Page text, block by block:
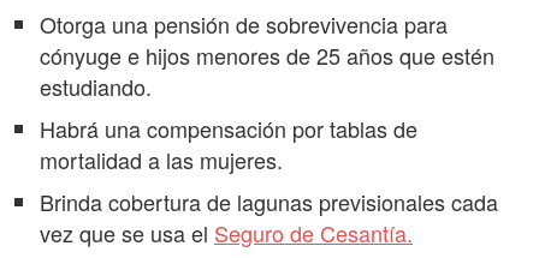
Otorga una pensión de sobrevivencia para
cónyuge e hijos menores de 25 años que estén
estudiando.
Habrá una compensación por tablas de
mortalidad a las mujeres.
Brinda cobertura de lagunas previsionales cada
vez que se usa el Seguro de Cesantía.